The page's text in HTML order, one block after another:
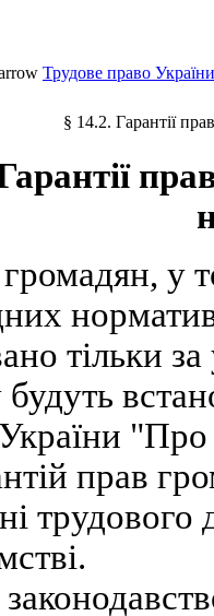
Трудове право
§ 14.2. Гарантії
у
тільки
"Про
прав
трудового